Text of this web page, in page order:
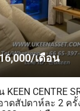
เดือน
CENTRE
ดสัปดาห์ละ 2 ครั้